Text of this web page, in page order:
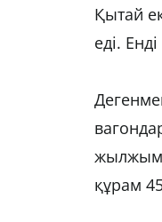
Қытай
еді.
құрам